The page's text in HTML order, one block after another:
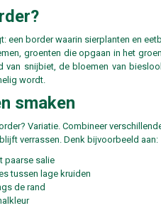
een border waarin sierplanten en
groenten die opgaan in het
van snijbiet, de bloemen van
wordt.
smaken
Variatie. Combineer
verrassen. Denk bijvoorbeeld aan:
paarse salie
tussen lage kruiden
de rand